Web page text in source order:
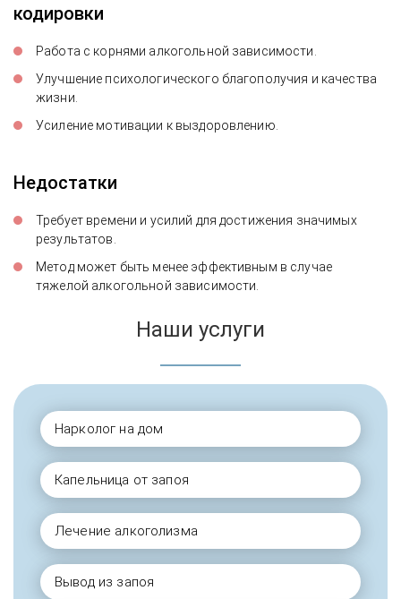
кодировки
Работа с корнями алкогольной зависимости.
Улучшение психологического благополучия и качества
жизни.
Усиление мотивации к выздоровлению.
Недостатки
Требует времени и усилий для достижения значимых
результатов.
Метод может быть менее эффективным в случае
тяжелой алкогольной зависимости.
Наши услуги
Нарколог на дом
Капельница от запоя
Лечение алкоголизма
Вывод из запоя